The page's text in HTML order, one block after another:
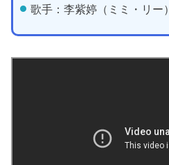
歌手：李紫婷（ミミ・リー）